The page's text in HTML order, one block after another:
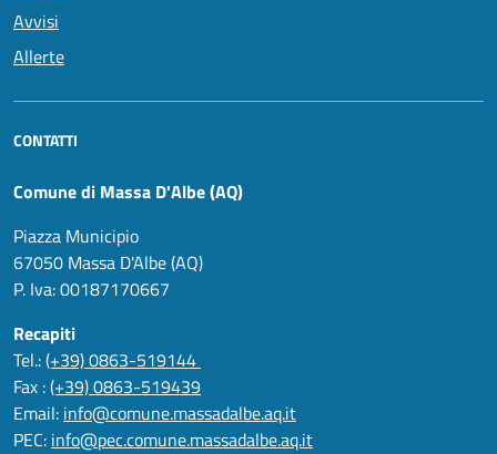
Avvisi
Allerte
CONTATTI
Comune di Massa D'Albe (AQ)
Piazza Municipio
67050 Massa D'Albe (AQ)
P. Iva: 00187170667
Recapiti
Tel.:(+39) 0863-519144
Fax :(+39) 0863-519439
Email: info@comune.massadalbe.aq.it
PEC: info@pec.comune.massadalbe.aq.it